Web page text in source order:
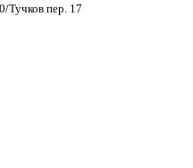
Тучков пер. 17